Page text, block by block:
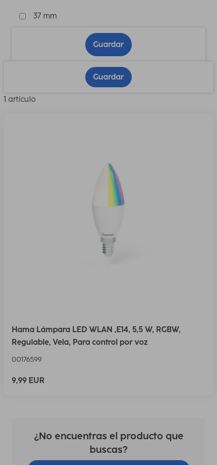
37 mm
Guardar
Guardar
1 artículo
Hama Lámpara LED WLAN ,E14, 5,5 W, RGBW,
Regulable, Vela, Para control por voz
00176599
9,99 EUR
¿No encuentras el producto que
buscas?